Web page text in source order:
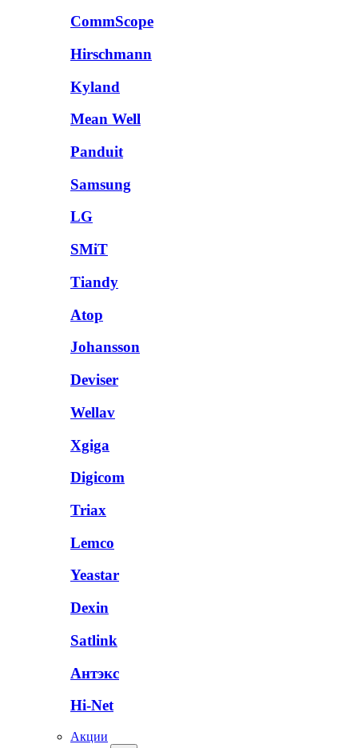
CommScope
Hirschmann
Kyland
Mean Well
Panduit
Samsung
LG
SMiT
Tiandy
Atop
Johansson
Deviser
Wellav
Xgiga
Digicom
Triax
Lemco
Yeastar
Dexin
Satlink
Антэкс
Hi-Net
Акции